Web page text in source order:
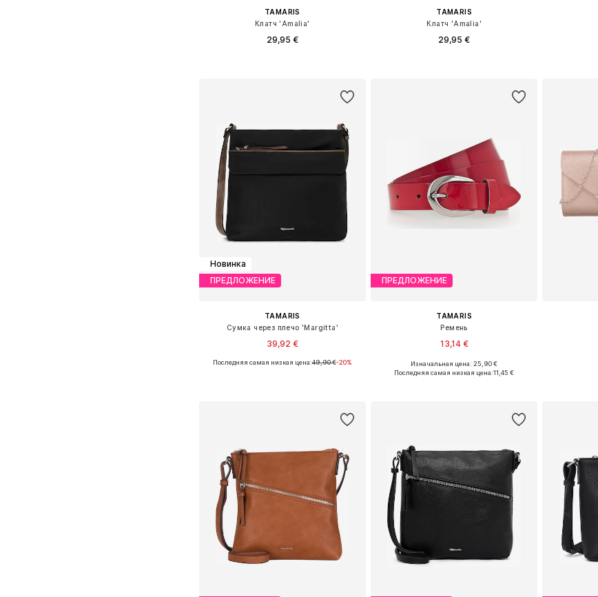
TAMARIS
Клатч 'Amalia'
29,95 €
TAMARIS
Клатч 'Amalia'
29,95 €
Новинка
ПРЕДЛОЖЕНИЕ
TAMARIS
Сумка через плечо 'Margitta'
39,92 €
Доступные размеры: One Size
Последняя самая низкая цена:49,90 €-20%
ПРЕДЛОЖЕНИЕ
TAMARIS
Ремень
13,14 €
Доступные размеры: 75, 80, 85, 90, 95
Изначальная цена: 25,90 €
Последняя самая низкая цена:11,45 €